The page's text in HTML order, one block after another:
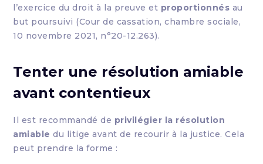
l’exercice du droit à la preuve et proportionnés au
but poursuivi (Cour de cassation, chambre sociale,
10 novembre 2021, n°20-12.263).
Tenter une résolution amiable
avant contentieux
Il est recommandé de privilégier la résolution
amiable du litige avant de recourir à la justice. Cela
peut prendre la forme :